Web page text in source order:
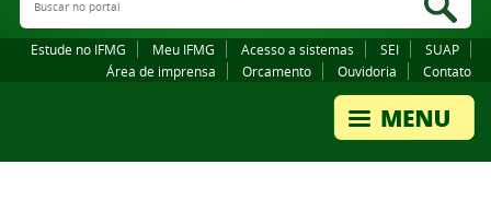
Estude no IFMG Meu IFMG Acesso a sistemas SEI
SUAP
Área de imprensa
Orcamento Ouvidoria Contato